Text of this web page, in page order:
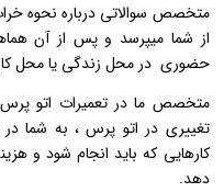
متخصص سوالاتی درباره نحوه
از شما میپرسد و پس از آن
حضوری در محل زندگی یا محل
متخصص ما در تعمیرات اتو پرس
تغییری در اتو پرس ، به شما
کارهایی که باید انجام شود و
دهد.